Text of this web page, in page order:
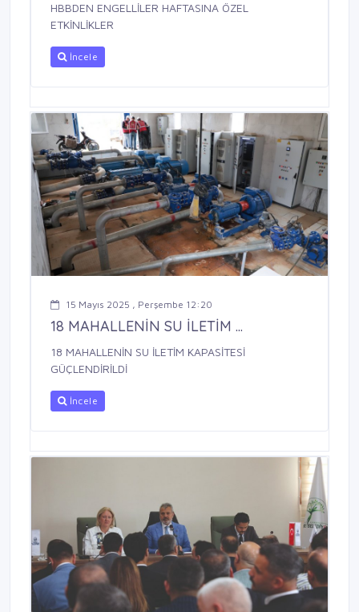
HBBDEN ENGELLİLER HAFTASINA ÖZEL
ETKİNLİKLER
İncele
15 Mayıs 2025 , Perşembe 12:20
18 MAHALLENİN SU İLETİM ...
18 MAHALLENİN SU İLETİM KAPASİTESİ
GÜÇLENDİRİLDİ
İncele